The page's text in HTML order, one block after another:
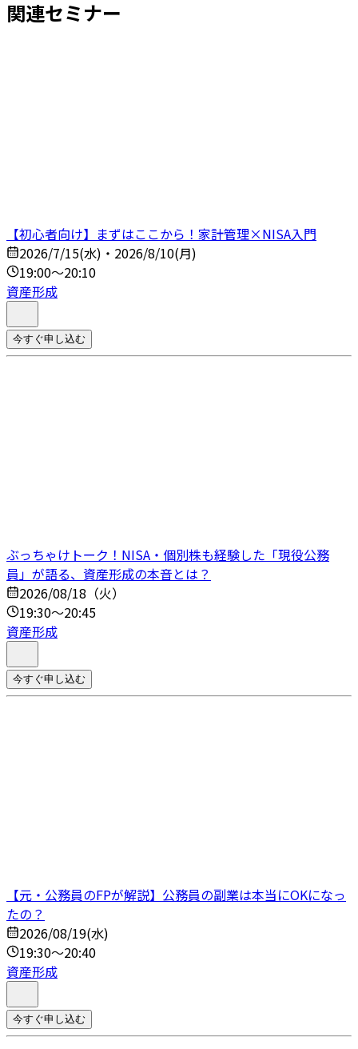
関連セミナー
【初心者向け】まずはここから！家計管理×NISA入門
2026/7/15(水)・2026/8/10(月)
19:00～20:10
資産形成
今すぐ申し込む
ぶっちゃけトーク！NISA・個別株も経験した「現役公務
員」が語る、資産形成の本音とは？
2026/08/18（火）
19:30～20:45
資産形成
今すぐ申し込む
【元・公務員のFPが解説】公務員の副業は本当にOKになっ
たの？
2026/08/19(水)
19:30～20:40
資産形成
今すぐ申し込む